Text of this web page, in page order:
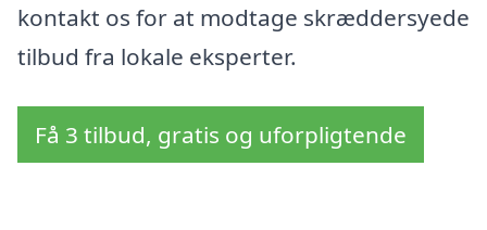
kontakt os for at modtage skræddersyede
tilbud fra lokale eksperter.
Få 3 tilbud, gratis og uforpligtende